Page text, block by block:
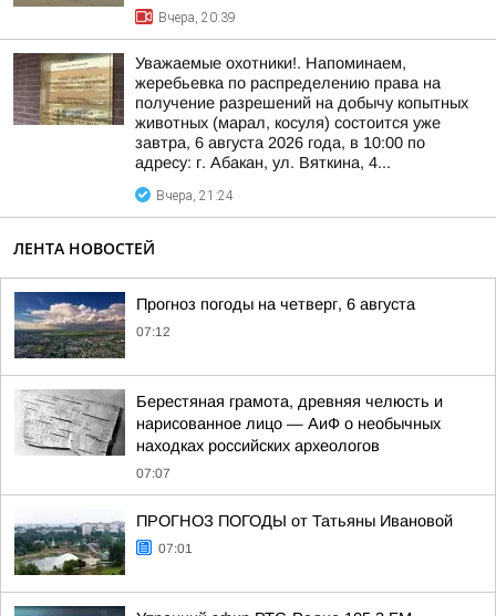
Вчера, 20:39
Уважаемые охотники!. Напоминаем,
жеребьевка по распределению права на
получение разрешений на добычу копытных
животных (марал, косуля) состоится уже
завтра, 6 августа 2026 года, в 10:00 по
адресу: г. Абакан, ул. Вяткина, 4...
Вчера, 21:24
ЛЕНТА НОВОСТЕЙ
Прогноз погоды на четверг, 6 августа
07:12
Берестяная грамота, древняя челюсть и
нарисованное лицо — АиФ о необычных
находках российских археологов
07:07
ПРОГНОЗ ПОГОДЫ от Татьяны Ивановой
07:01